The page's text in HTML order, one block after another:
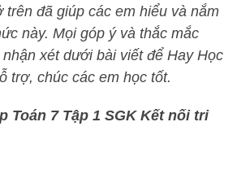
trên đã giúp các em hiểu và nắm
này. Mọi góp ý và thắc mắc
xét dưới bài viết để Hay Học
trợ, chúc các em học tốt.
Toán 7 Tập 1 SGK Kết nối tri